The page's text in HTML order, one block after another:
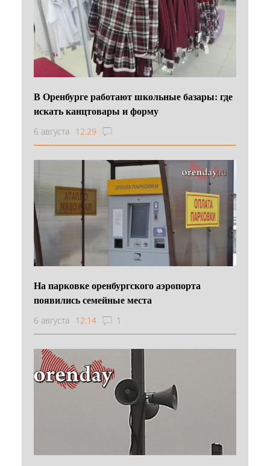
В Оренбурге работают школьные базары: где
искать канцтовары и форму
6 августа 12:29
На парковке оренбургского аэропорта
появились семейные места
6 августа 12:14 1